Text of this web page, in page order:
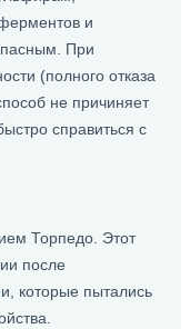
и
При
(полного отказа
не причиняет
справиться с
Торпедо. Этот
после
которые пытались